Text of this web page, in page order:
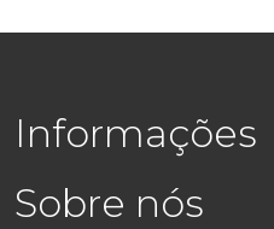
Informações
Sobre nós